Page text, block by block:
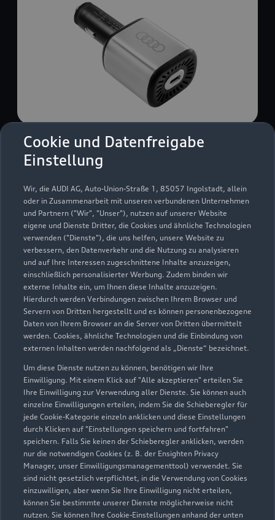
Cookie und Datenfreigabe
Einstellung
Wir, die AUDI AG, Auto-Union-Straße 1, 85057 Ingolstadt, allein
oder in Zusammenarbeit mit unseren verbundenen Unternehmen
und Partnern ("Wir", "Unser"), nutzen auf unserer Website
eigene und Dienste Dritter, die Cookies und ähnliche Technologien
verwenden ("Dienste"), die uns helfen, unsere Website zu
verbessern, den Datenverkehr und die Nutzung zu analysieren
und auf Ihre Interessen zugeschnittene Inhalte anzuzeigen,
einschließlich personalisierter Werbung. Zudem binden wir
externe Inhalte ein, um Ihnen diese Inhalte anzuzeigen.
Hierdurch werden Verbindungen zwischen Ihrem Browser und
Servern von Dritten hergestellt und es können personenbezogene
Daten von Ihrem Browser an die Server von Dritten übermittelt
werden. Cookies, ähnliche Technologien und die Einbindung von
externen Inhalten werden nachfolgend als „Dienste“ bezeichnet.
Um diese Dienste nutzen zu können, benötigen wir Ihre
Einwilligung. Mit einem Klick auf "Alle akzeptieren" erteilen Sie
Ihre Einwilligung zur Verwendung aller Dienste. Sie können auch
einzelne Einwilligungen erteilen, indem Sie die Schieberegler für
jede Cookie-Kategorie einzeln anklicken und diese Einstellungen
durch Klicken auf "Einstellungen speichern und fortfahren"
speichern. Falls Sie keinen der Schieberegler anklicken, werden
nur die notwendigen Cookies (z. B. der Ensighten Privacy
Manager, unser Einwilligungsmanagementtool) verwendet. Sie
sind nicht gesetzlich verpflichtet, in die Verwendung von Cookies
einzuwilligen, aber wenn Sie Ihre Einwilligung nicht erteilen,
können Sie bestimmte unserer Dienste möglicherweise nicht
nutzen. Sie können Ihre Cookie-Einstellungen anhand der unten
USB Power-Ladegerät
USB Power-Ladegerät für schnelles und
komfortables Laden von Mobiltelefonen, Tablets
oder Laptops.
Zur Audi Shopping World
Audi Pflegemitteltasche
Sommer
Damit Ihr Audi auch im Sommer glänzt: die
passende Pflege in einer Tasche.
Zur Audi Shopping World